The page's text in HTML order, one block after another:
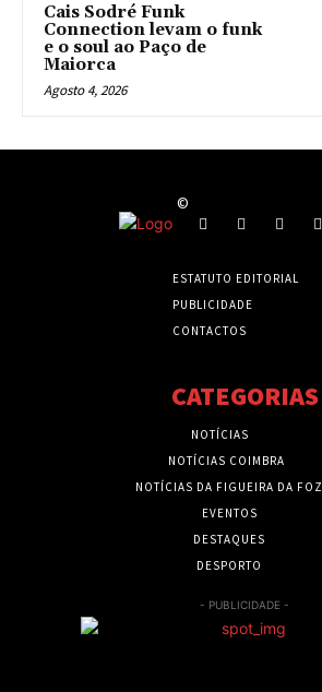
Cais Sodré Funk
Connection levam o funk
e o soul ao Paço de
Maiorca
Agosto 4, 2026
©
ESTATUTO EDITORIAL
PUBLICIDADE
CONTACTOS
CATEGORIAS
NOTÍCIAS
NOTÍCIAS COIMBRA
NOTÍCIAS DA FIGUEIRA DA FOZ
EVENTOS
DESTAQUES
DESPORTO
- PUBLICIDADE -